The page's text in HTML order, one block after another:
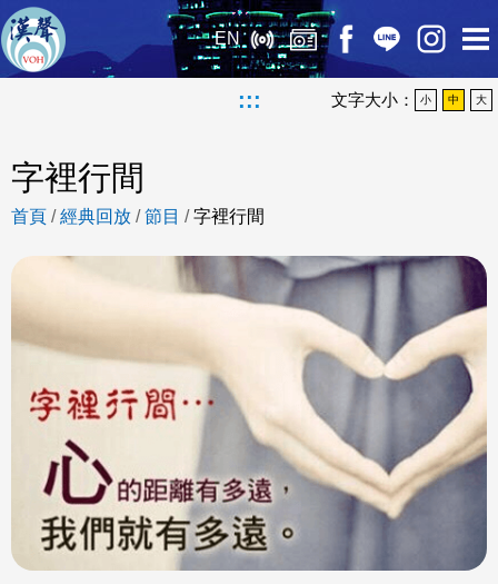
EN
::: 文字大小： 小 中 大
字裡行間
首頁 /經典回放 /節目 /字裡行間